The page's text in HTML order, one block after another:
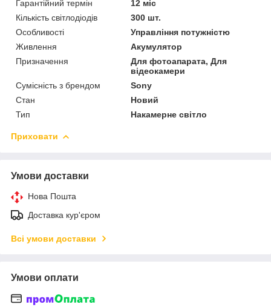
Гарантійний термін
12 міс
Кількість світлодіодів
300 шт.
Особливості
Управління потужністю
Живлення
Акумулятор
Призначення
Для фотоапарата, Для
відеокамери
Сумісність з брендом
Sony
Стан
Новий
Тип
Накамерне світло
Приховати
Умови доставки
Нова Пошта
Доставка кур'єром
Всі умови доставки
Умови оплати